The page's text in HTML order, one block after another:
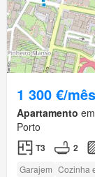
1 300 €/mês
Apartamento
Porto
T3 2
Garajem Cozinha